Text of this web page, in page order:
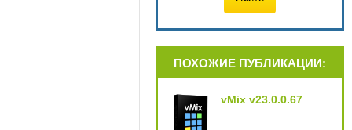
ПОХОЖИЕ ПУБЛИКАЦИИ:
vMix v23.0.0.67